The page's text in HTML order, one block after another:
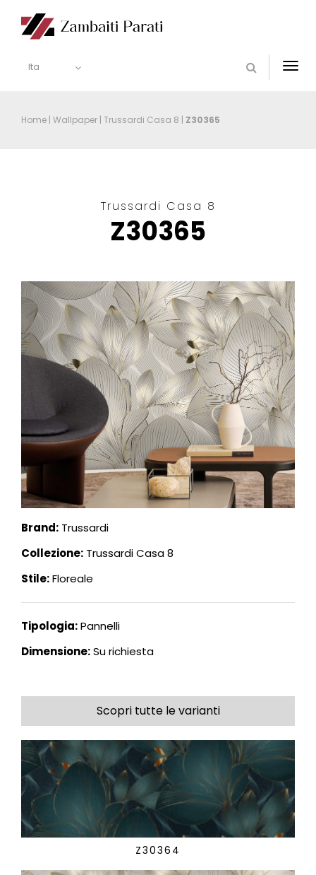
Ita
Home | Wallpaper | Trussardi Casa 8 | Z30365
Trussardi Casa 8
Z30365
Brand: Trussardi
Collezione: Trussardi Casa 8
Stile:Floreale
Tipologia:Pannelli
Dimensione:Su richiesta
Scopri tutte le varianti
Z30364